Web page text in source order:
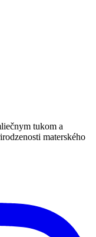
tukom a
materského